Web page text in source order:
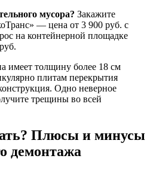
мусора? Закажите
— цена от 3 900 руб. с
на контейнерной площадке
имеет толщину более 18 см
плитам перекрытия
Одно неверное
трещины во всей
Плюсы и минусы
демонтажа